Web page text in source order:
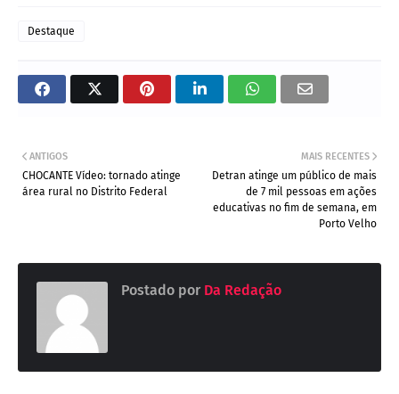
Destaque
MAIS RECENTES
Detran atinge um público de mais
de 7 mil pessoas em ações
educativas no fim de semana, em
Porto Velho
ANTIGOS
CHOCANTE Vídeo: tornado atinge
área rural no Distrito Federal
Postado por Da Redação